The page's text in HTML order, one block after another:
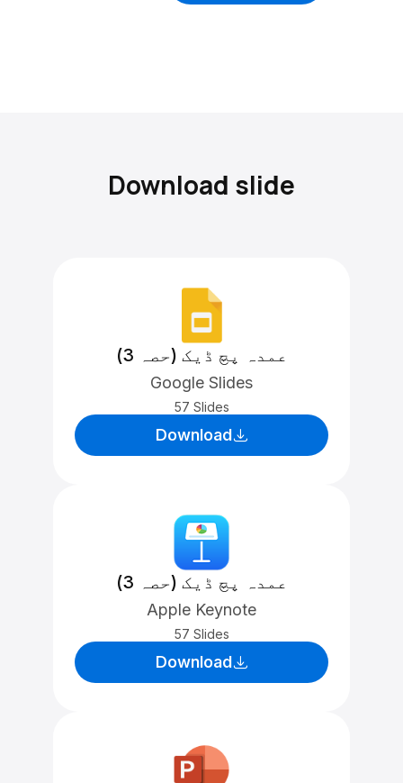
Download slide
عمدہ پچ ڈیک (حصہ 3)
Google Slides
57 Slides
Download
عمدہ پچ ڈیک (حصہ 3)
Apple Keynote
57 Slides
Download